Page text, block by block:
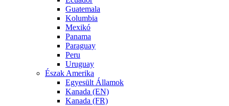
Guatemala
Kolumbia
Mexikó
Panama
Paraguay
Peru
Uruguay
Észak Amerika
Egyesült Államok
Kanada (EN)
Kanada (FR)